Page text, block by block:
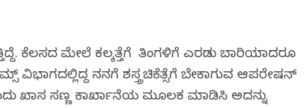
ಕೆಲಸದ ಮೇಲೆ ಕಲ್ಕತ್ತೆಗೆ ತಿಂಗಳಿಗೆ ಎರಡು ಬಾರಿಯಾದರೂ
ವಿಭಾಗದಲ್ಲಿದ್ದ ನನಗೆ ಶಸ್ತ್ರಚಿಕೆತ್ಸೆಗೆ ಬೇಕಾಗುವ ಆಪರೇಷನ್
ಖಾಸಗಿ ಸಣ್ಣ ಕಾರ್ಖಾನೆಯ ಮೂಲಕ ಮಾಡಿಸಿ ಅದನ್ನು